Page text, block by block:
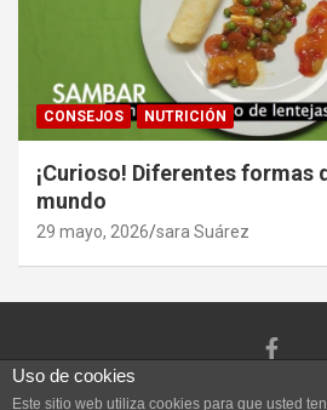
CONSEJOS NUTRICIÓN
¡Curioso! Diferentes formas
mundo
29 mayo, 2026 sara Suárez
Copyright ©2026 Vivefeliz :)
Uso de cookies
Este sitio web utiliza cookies para que usted